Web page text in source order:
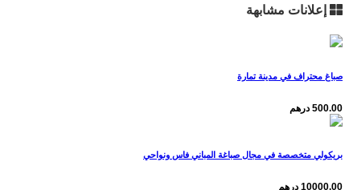
إعلانات مشابهة
صباغ محتراف في مدينة تمارة
500.00 درهم
بريكولي متخصصة في مجال صباغة المباني فاس ونواحي
10000.00 درهم